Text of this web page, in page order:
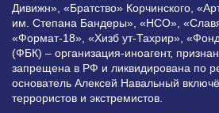
Дивижн», «Братство» Корчинского,
им. Степана Бандеры», «НСО»,
«Формат-18», «Хизб ут-Тахрир»,
(ФБК) – организация-иноагент,
запрещена в РФ и ликвидирована по
основатель Алексей Навальный
террористов и экстремистов.